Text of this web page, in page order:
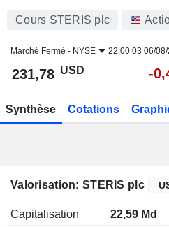
Cours STERIS plc
Marché Fermé - NYSE 22:00:03 06/
231,78 USD -
Synthèse Cotations
Valorisation: STERIS plc
Capitalisation 22,59 Md